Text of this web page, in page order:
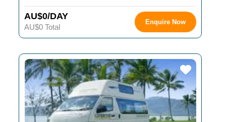
AU$0/DAY
AU$0 Total
Enquire Now